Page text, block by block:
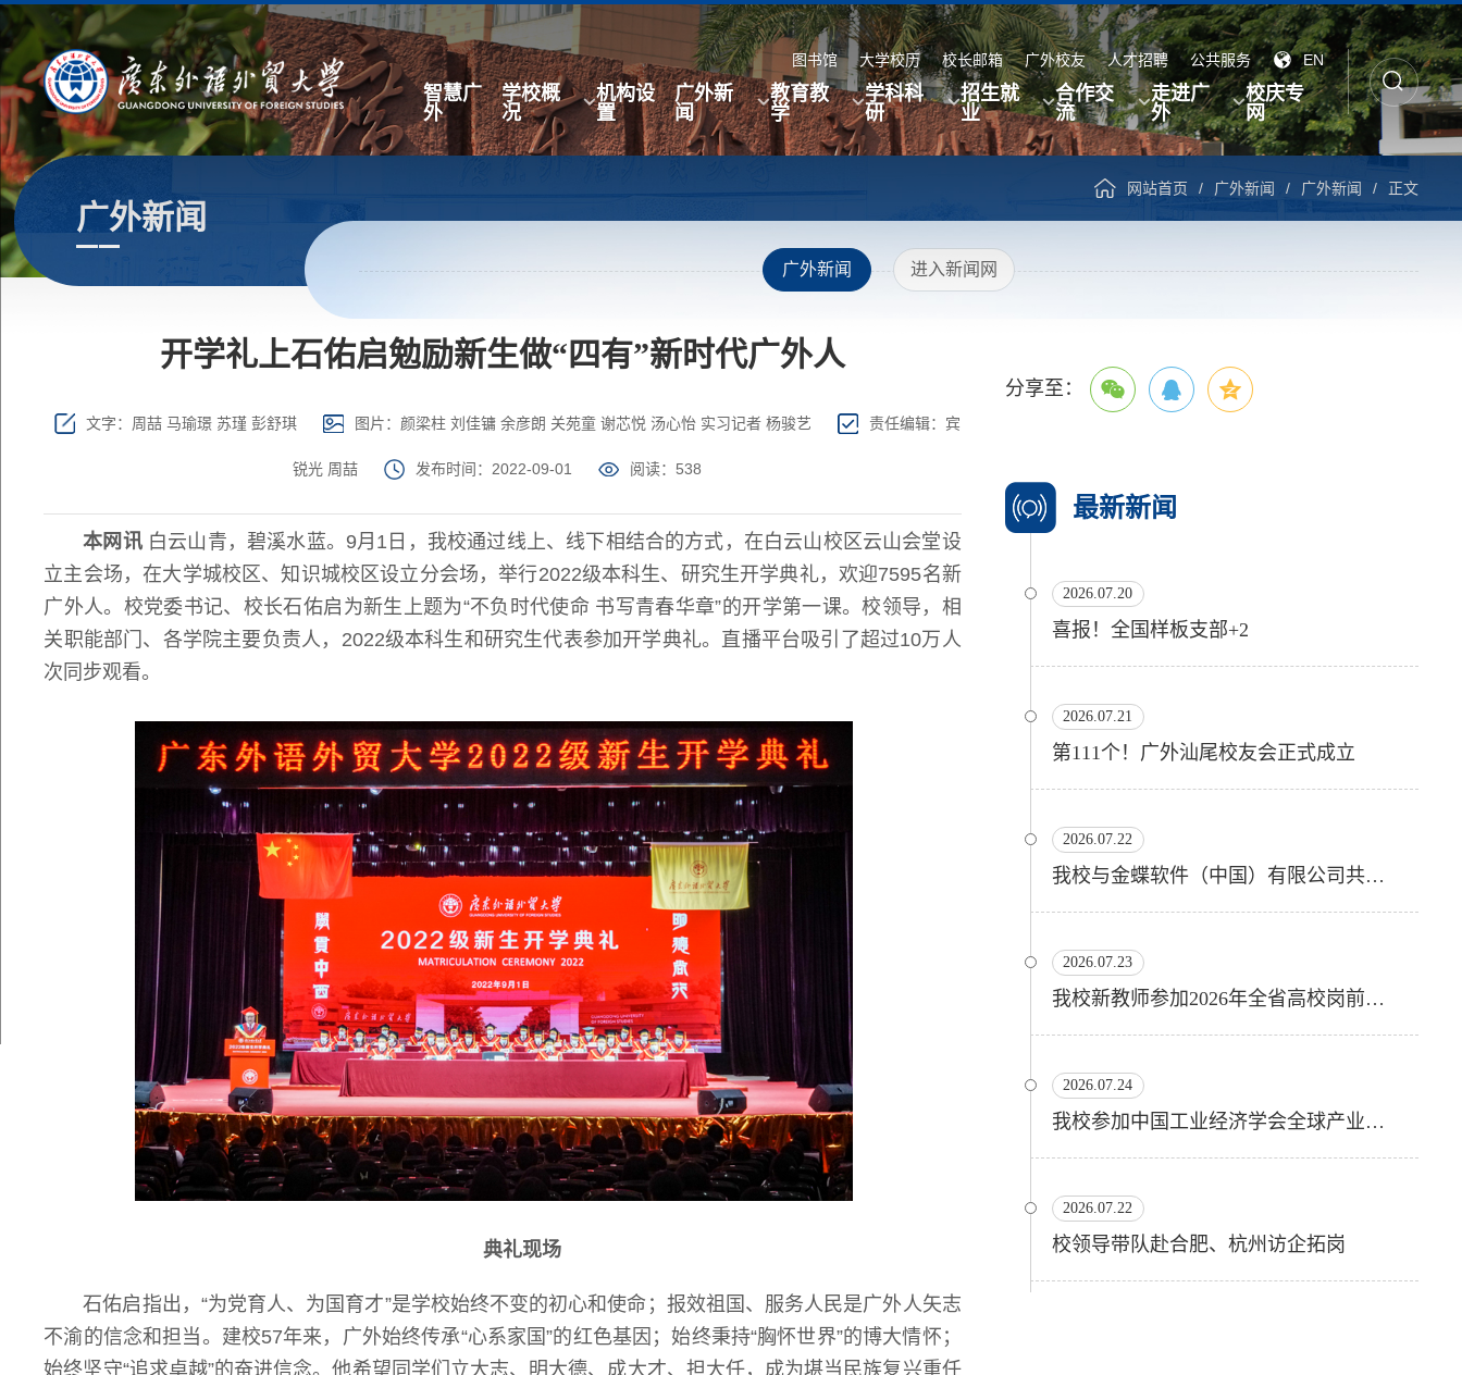
图书馆 大学校历 校长邮箱 广外校友 人才招聘 公共服务 EN
智慧广
外
学校概
况
机构设
置
广外新
闻
教育教
学
学科科
研
招生就
业
合作交
流
走进广
外
校庆专
网
广外新闻
网站首页 / 广外新闻 / 广外新闻 / 正文
广外新闻 进入新闻网
开学礼上石佑启勉励新生做“四有”新时代广外人
文字：周喆 马瑜璟 苏瑾 彭舒琪 图片：颜梁柱 刘佳镛 余彦朗 关苑童 谢芯悦 汤心怡 实习记者 杨骏艺 责任编辑：宾
锐光 周喆 发布时间：2022-09-01 阅读： 538
本网讯 白云山青，碧溪水蓝。9月1日，我校通过线上、线下相结合的方式，在白云山校区云山会堂设
立主会场，在大学城校区、知识城校区设立分会场，举行2022级本科生、研究生开学典礼，欢迎7595名新
广外人。校党委书记、校长石佑启为新生上题为“不负时代使命 书写青春华章”的开学第一课。校领导，相
关职能部门、各学院主要负责人，2022级本科生和研究生代表参加开学典礼。直播平台吸引了超过10万人
次同步观看。
典礼现场
石佑启指出，“为党育人、为国育才”是学校始终不变的初心和使命；报效祖国、服务人民是广外人矢志
不渝的信念和担当。建校57年来，广外始终传承“心系家国”的红色基因；始终秉持“胸怀世界”的博大情怀；
始终坚守“追求卓越”的奋进信念。他希望同学们立大志、明大德、成大才、担大任，成为堪当民族复兴重任
分享至：
最新新闻
2026.07.20
喜报！全国样板支部+2
2026.07.21
第111个！广外汕尾校友会正式成立
2026.07.22
我校与金蝶软件（中国）有限公司共建产业学院
2026.07.23
我校新教师参加2026年全省高校岗前培训
2026.07.24
我校参加中国工业经济学会全球产业链与产业集群学科专业委员会在...
2026.07.22
校领导带队赴合肥、杭州访企拓岗